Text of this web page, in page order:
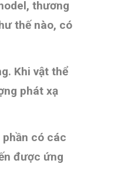
thương
thế nào, có
Khi vật thể
phát xạ
có các
được ứng